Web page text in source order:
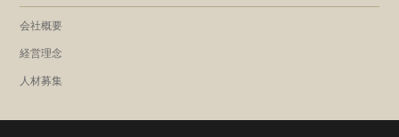
会社概要
経営理念
人材募集